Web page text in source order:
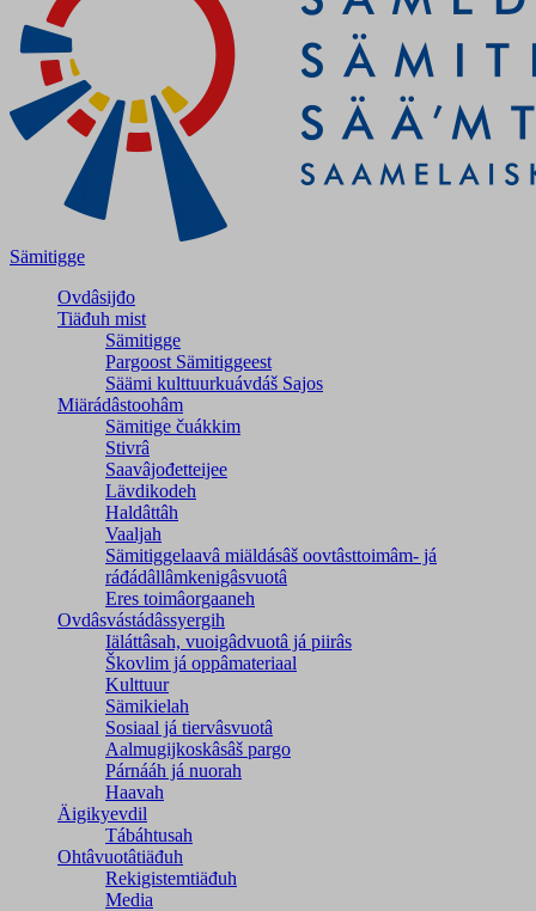
Sämitigge
Ovdâsijđo
Tiäđuh mist
Sämitigge
Pargoost Sämitiggeest
Säämi kulttuurkuávdáš Sajos
Miärádâstoohâm
Sämitige čuákkim
Stivrâ
Saavâjođetteijee
Lävdikodeh
Haldâttâh
Vaaljah
Sämitiggelaavâ miäldásâš oovtâsttoimâm- já
ráđádâllâmkenigâsvuotâ
Eres toimâorgaaneh
Ovdâsvástádâssyergih
Iäláttâsah, vuoigâdvuotâ já piirâs
Škovlim já oppâmateriaal
Kulttuur
Sämikielah
Sosiaal já tiervâsvuotâ
Aalmugijkoskâsâš pargo
Párnááh já nuorah
Haavah
Äigikyevdil
Tábáhtusah
Ohtâvuotâtiäđuh
Rekigistemtiäđuh
Media